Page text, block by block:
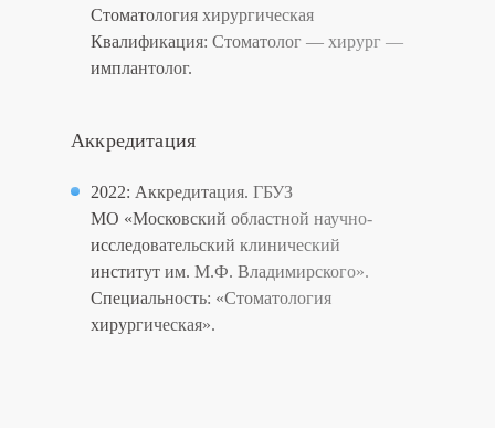
Стоматология хирургическая
Квалификация: Стоматолог — хирург —
имплантолог.
Аккредитация
2022: Аккредитация. ГБУЗ
МО «Московский областной научно-
исследовательский клинический
институт им. М.Ф. Владимирского».
Специальность: «Стоматология
хирургическая».